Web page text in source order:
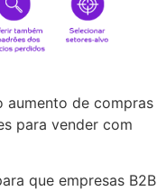
aumento de compras
para vender com
que empresas B2B